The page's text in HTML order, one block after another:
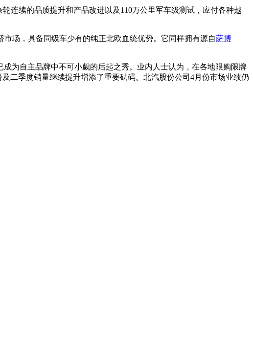
轮连续的品质提升和产品改进以及110万公里军车级测试，应付各种越
市场，具备同级车少有的纯正北欧血统优势。它同样拥有源自萨博
成为自主品牌中不可小觑的后起之秀。业内人士认为，在各地限购限牌
二季度销量继续提升增添了重要砝码。北汽股份公司4月份市场业绩仍